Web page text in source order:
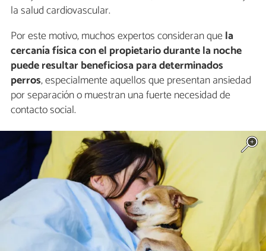
la salud cardiovascular.
Por este motivo, muchos expertos consideran quela
cercanía física con el propietario durante la noche
puede resultar beneficiosa para determinados
perros, especialmente aquellos que presentan ansiedad
por separación o muestran una fuerte necesidad de
contacto social.